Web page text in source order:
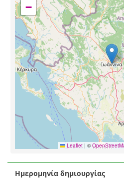
−
Leaflet | ©
Ημερομηνία δημιουργίας